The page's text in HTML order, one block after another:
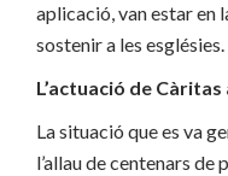
aplicació, van estar en
sostenir a les esglésies.
L’actuació de
La situació que es va
l’allau de centenars de